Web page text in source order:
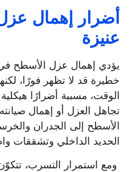
أضرار إهمال
عنيزة
يؤدي إهمال عزل الأسطح
خطيرة قد لا تظهر فورًا،
الوقت، مسببة أضرارًا
تجاهل العزل أو إهمال
الأسطح إلى الجدران
الحديد الداخلي وتشققات
ومع استمرار التسرب،